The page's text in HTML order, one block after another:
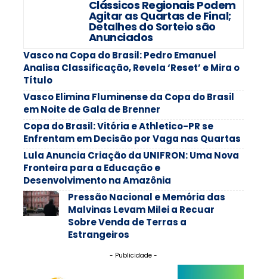
Clássicos Regionais Podem
Agitar as Quartas de Final;
Detalhes do Sorteio são
Anunciados
Vasco na Copa do Brasil: Pedro Emanuel
Analisa Classificação, Revela ‘Reset’ e Mira o
Título
Vasco Elimina Fluminense da Copa do Brasil
em Noite de Gala de Brenner
Copa do Brasil: Vitória e Athletico-PR se
Enfrentam em Decisão por Vaga nas Quartas
Lula Anuncia Criação da UNIFRON: Uma Nova
Fronteira para a Educação e
Desenvolvimento na Amazônia
Pressão Nacional e Memória das
Malvinas Levam Milei a Recuar
Sobre Venda de Terras a
Estrangeiros
- Publicidade -